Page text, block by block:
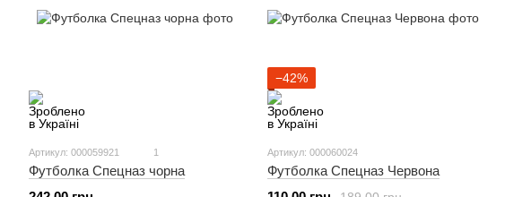
Артикул: 000059921 1
Футболка Спецназ чорна
−42%
Артикул: 000060024
Футболка Спецназ Червона